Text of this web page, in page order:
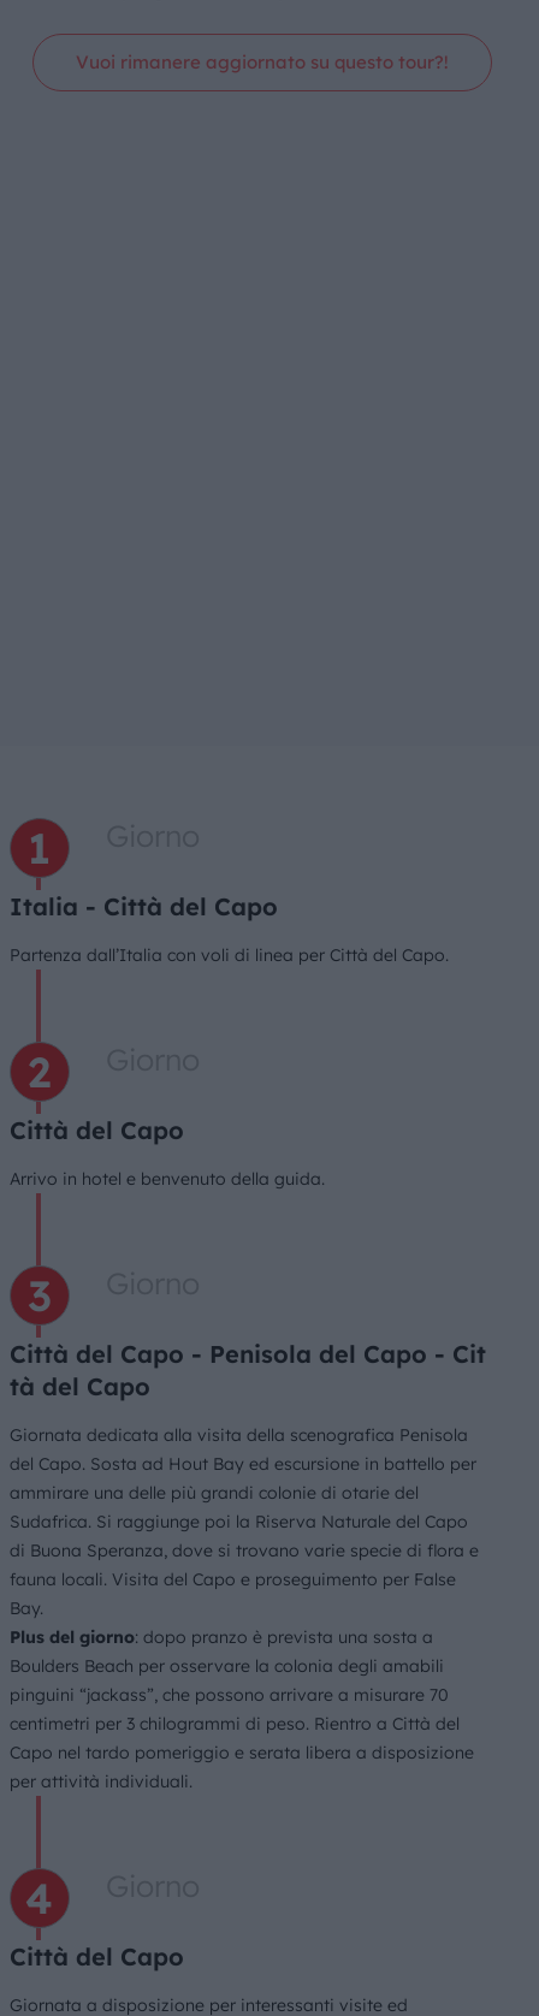
Vuoi rimanere aggiornato su questo tour?!
Italia - Città del Capo
Partenza dall’Italia con voli di linea per Città del Capo.
Città del Capo
Arrivo in hotel e benvenuto della guida.
Città del Capo - Penisola del Capo - Cit
tà del Capo
Giornata dedicata alla visita della scenografica Penisola
del Capo. Sosta ad Hout Bay ed escursione in battello per
ammirare una delle più grandi colonie di otarie del
Sudafrica. Si raggiunge poi la Riserva Naturale del Capo
di Buona Speranza, dove si trovano varie specie di flora e
fauna locali. Visita del Capo e proseguimento per False
Bay.
Plus del giorno: dopo pranzo è prevista una sosta a
Boulders Beach per osservare la colonia degli amabili
pinguini “jackass”, che possono arrivare a misurare 70
centimetri per 3 chilogrammi di peso. Rientro a Città del
Capo nel tardo pomeriggio e serata libera a disposizione
per attività individuali.
Città del Capo
Giornata a disposizione per interessanti visite ed